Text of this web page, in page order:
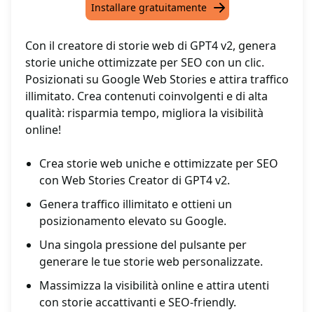
Installare gratuitamente
Con il creatore di storie web di GPT4 v2, genera
storie uniche ottimizzate per SEO con un clic.
Posizionati su Google Web Stories e attira traffico
illimitato. Crea contenuti coinvolgenti e di alta
qualità: risparmia tempo, migliora la visibilità
online!
Crea storie web uniche e ottimizzate per SEO
con Web Stories Creator di GPT4 v2.
Genera traffico illimitato e ottieni un
posizionamento elevato su Google.
Una singola pressione del pulsante per
generare le tue storie web personalizzate.
Massimizza la visibilità online e attira utenti
con storie accattivanti e SEO-friendly.